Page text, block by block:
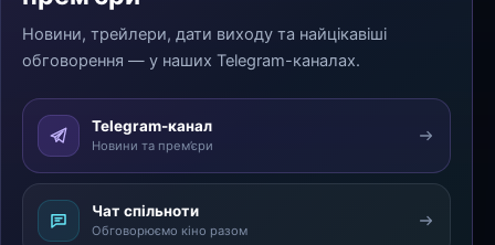
Новини, трейлери, дати виходу та найцікавіші
обговорення — у наших Telegram-каналах.
Telegram-канал
Новини та прем’єри
Чат спільноти
Обговорюємо кіно разом